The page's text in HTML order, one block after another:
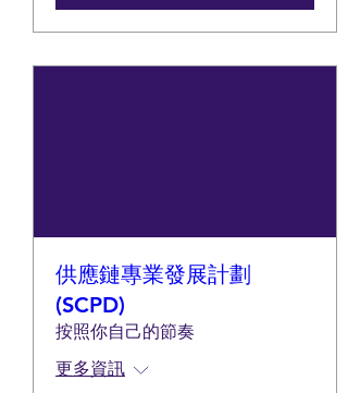
供應鏈專業發展計劃
(SCPD)
按照你自己的節奏
更多資訊